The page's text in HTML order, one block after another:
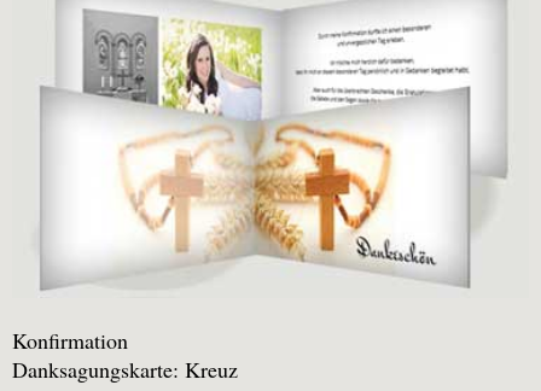
Konfirmation
Danksagungskarte: Kreuz